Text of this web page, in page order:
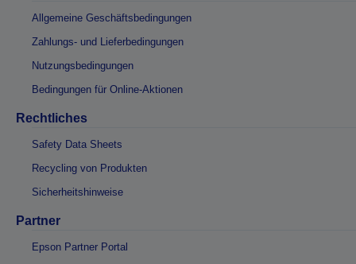
Allgemeine Geschäftsbedingungen
Zahlungs- und Lieferbedingungen
Nutzungsbedingungen
Bedingungen für Online-Aktionen
Rechtliches
Safety Data Sheets
Recycling von Produkten
Sicherheitshinweise
Partner
Epson Partner Portal